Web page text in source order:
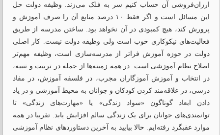
ارزان‌فروشی آن حساب کنیم سر به فلک می‌زند. وظیفه دولت حل
این مسائل است و اگر فقط ۱۰ درصد منابع آن را صرف آموزش و
پرورش کند، هیچ کمبودی در آن نخواهد بود. ساختن مدرسه از طریق
فعالیت‌های نیکوکاری خوب است ولی وظیفه دولت نیست. کار اصلی
دولت در حوزه آموزش فراتر از مدرسه‌سازی است، وظیفه مهم‌تر
اصلاح نظام آموزشی است. در همه زمینه‌ها از جمله در تربیت و تنبیه،
در انتخاب و آموزش آموزگاران مجرب، در فلسفه آموزش، در مفاد
درسی، در علاقه‌مند کردن کودکان و جوانان به محیط آموزشی و در یاد
دادن ابعاد گوناگون «سواد زندگی» یا «مهارت‌های زندگی» تا
توانمندی‌های جوانان برای یک زندگی سالم افزایش یابد. تقریبا در همه
موارد عقبگرد رفته‌ایم. حالا بیایید به آخرین دستاوردهای نظام آموزشی